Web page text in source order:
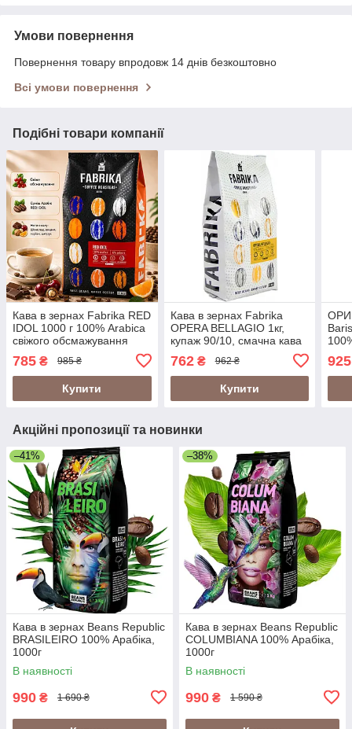
Умови повернення
Повернення товару впродовж 14 днів безкоштовно
Всі умови повернення
Подібні товари компанії
Кава в зернах Fabrika RED
IDOL 1000 г 100% Arabica
свіжого обсмажування
785 ₴ 985 ₴
Купити
Кава в зернах Fabrika
OPERA BELLAGIO 1кг,
купаж 90/10, смачна кава
762₴ 962 ₴
Купити
925
Акційні пропозиції та новинки
–41%
Кава в зернах Beans Republic
BRASILEIRO 100% Арабіка,
1000г
В наявності
990 ₴ 1 690 ₴
–38%
Кава в зернах Beans Republic
COLUMBIANA 100% Арабіка,
1000г
В наявності
990 ₴ 1 590 ₴